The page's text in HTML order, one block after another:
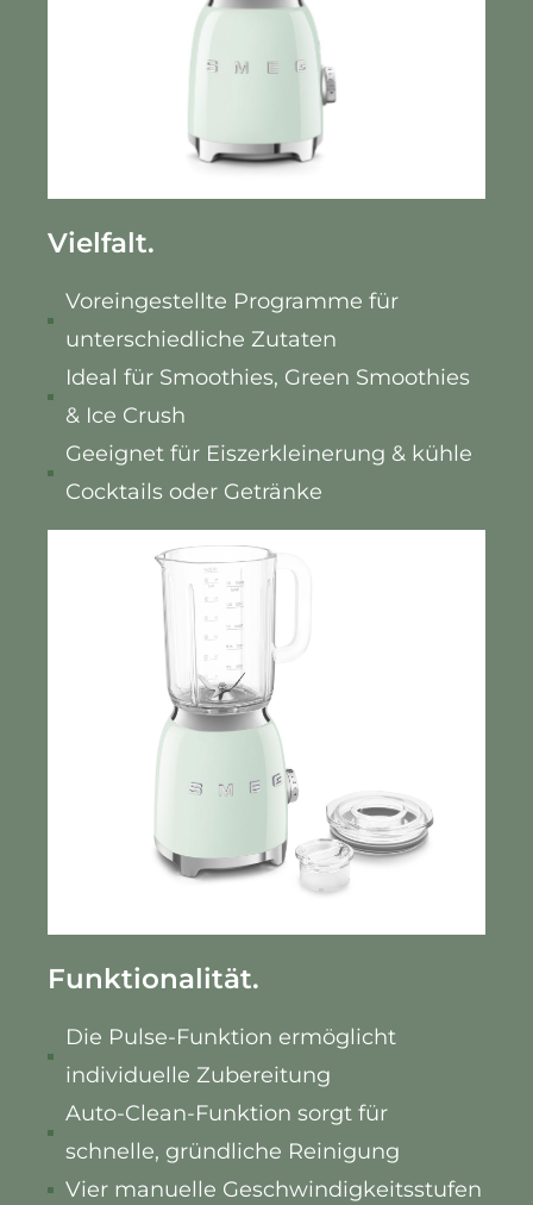
Vielfalt.
Voreingestellte Programme für
unterschiedliche Zutaten
Ideal für Smoothies, Green Smoothies
& Ice Crush
Geeignet für Eiszerkleinerung & kühle
Cocktails oder Getränke
Funktionalität.
Die Pulse-Funktion ermöglicht
individuelle Zubereitung
Auto-Clean-Funktion sorgt für
schnelle, gründliche Reinigung
Vier manuelle Geschwindigkeitsstufen